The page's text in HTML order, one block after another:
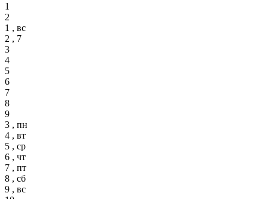
1
2
1 , вс
2 , 7
3
4
5
6
7
8
9
3 , пн
4 , вт
5 , ср
6 , чт
7 , пт
8 , сб
9 , вс